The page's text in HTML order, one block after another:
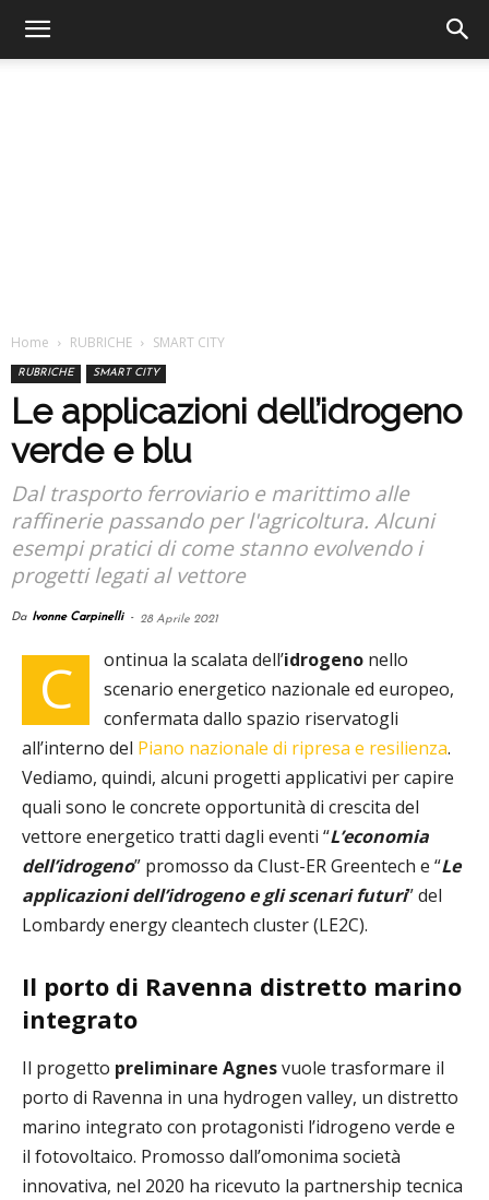
Home RUBRICHE SMART CITY
RUBRICHE SMART CITY
Le applicazioni dell’idrogeno
verde e blu
Dal trasporto ferroviario e marittimo alle
raffinerie passando per l'agricoltura. Alcuni
esempi pratici di come stanno evolvendo i
progetti legati al vettore
Da Ivonne Carpinelli - 28 Aprile 2021
C ontinua la scalata dell’idrogeno nello
scenario energetico nazionale ed europeo,
confermata dallo spazio riservatogli
all’interno del Piano nazionale di ripresa e resilienza.
Vediamo, quindi, alcuni progetti applicativi per capire
quali sono le concrete opportunità di crescita del
vettore energetico tratti dagli eventi “L’economia
dell’idrogeno” promosso da Clust-ER Greentech e “Le
applicazioni dell’idrogeno e gli scenari futuri” del
Lombardy energy cleantech cluster (LE2C).
Il porto di Ravenna distretto marino
integrato
Il progetto preliminare Agnesvuole trasformare il
porto di Ravenna in una hydrogen valley, un distretto
marino integrato con protagonisti l’idrogeno verde e
il fotovoltaico. Promosso dall’omonima società
innovativa, nel 2020 ha ricevuto la partnership tecnica